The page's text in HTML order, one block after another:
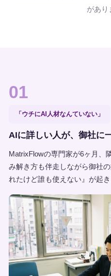
があり
01
「ウチにAI人材なんていない」
AIに詳しい人が、御社に
MatrixFlowの専門家が6ヶ月、
み解き方も伴走しながら御社
れたけど誰も使えない』が起き